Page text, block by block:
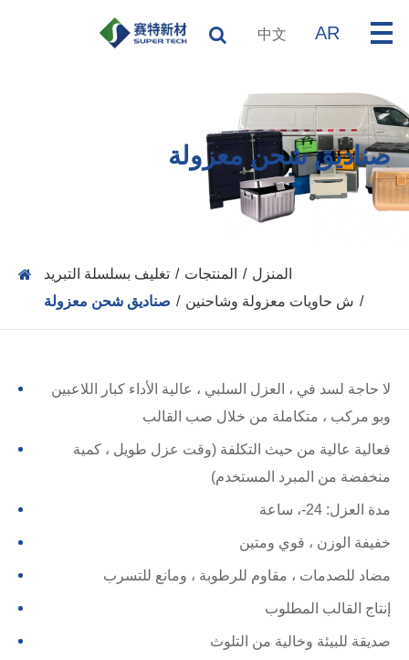
中文 AR
صناديق شحن معزولة
المنزل المنتجات
تغليف بسلسلة التبريد
ش حاويات معزولة وشاحنين
صناديق شحن معزولة
لا حاجة لسد في ، العزل السلبي ، عالية الأداء كبار اللاعبين
وبو مركب ، متكاملة من خلال صب القالب
فعالية عالية من حيث التكلفة (وقت عزل طويل ، كمية
منخفضة من المبرد المستخدم)
مدة العزل: 24-، ساعة
خفيفة الوزن ، قوي ومتين
مضاد للصدمات ، مقاوم للرطوبة ، ومانع للتسرب
إنتاج القالب المطلوب
صديقة للبيئة وخالية من التلوث